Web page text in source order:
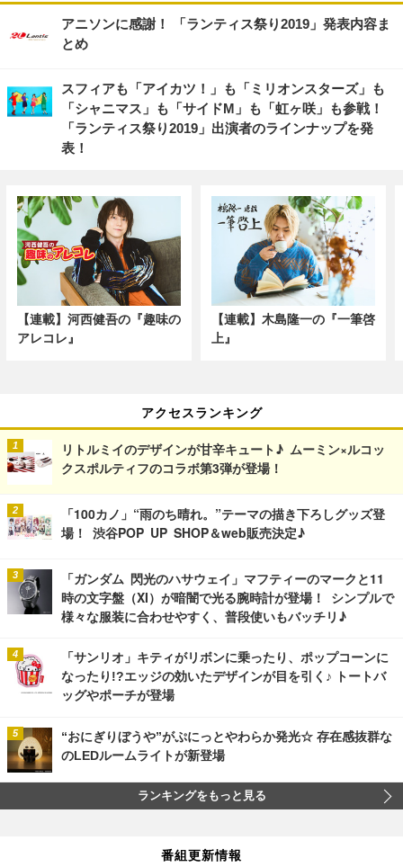
アニソンに感謝！ 「ランティス祭り2019」発表内容ま
とめ
スフィアも「アイカツ！」も「ミリオンスターズ」も
「シャニマス」も「サイドM」も「虹ヶ咲」も参戦！
「ランティス祭り2019」出演者のラインナップを発
表！
【連載】河西健吾の『趣味の
アレコレ』
【連載】木島隆一の『一筆啓
上』
アクセスランキング
リトルミイのデザインが甘辛キュート♪ ムーミン×ルコッ
クスポルティフのコラボ第3弾が登場！
「100カノ」“雨のち晴れ。”テーマの描き下ろしグッズ登
場！ 渋谷POP UP SHOP＆web販売決定♪
「ガンダム 閃光のハサウェイ」マフティーのマークと11
時の文字盤（XI）が暗闇で光る腕時計が登場！ シンプルで
様々な服装に合わせやすく、普段使いもバッチリ♪
「サンリオ」キティがリボンに乗ったり、ポップコーンに
なったり!?エッジの効いたデザインが目を引く♪ トートバ
ッグやポーチが登場
“おにぎりぼうや”がぷにっとやわらか発光☆ 存在感抜群な
のLEDルームライトが新登場
ランキングをもっと見る
番組更新情報